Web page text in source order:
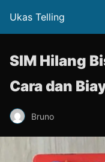
Ukas Telling
SIM Hilang
Cara dan
Bruno